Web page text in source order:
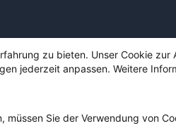
zu bieten. Unser Cookie
jederzeit anpassen. Weitere
müssen Sie der Verwendung von